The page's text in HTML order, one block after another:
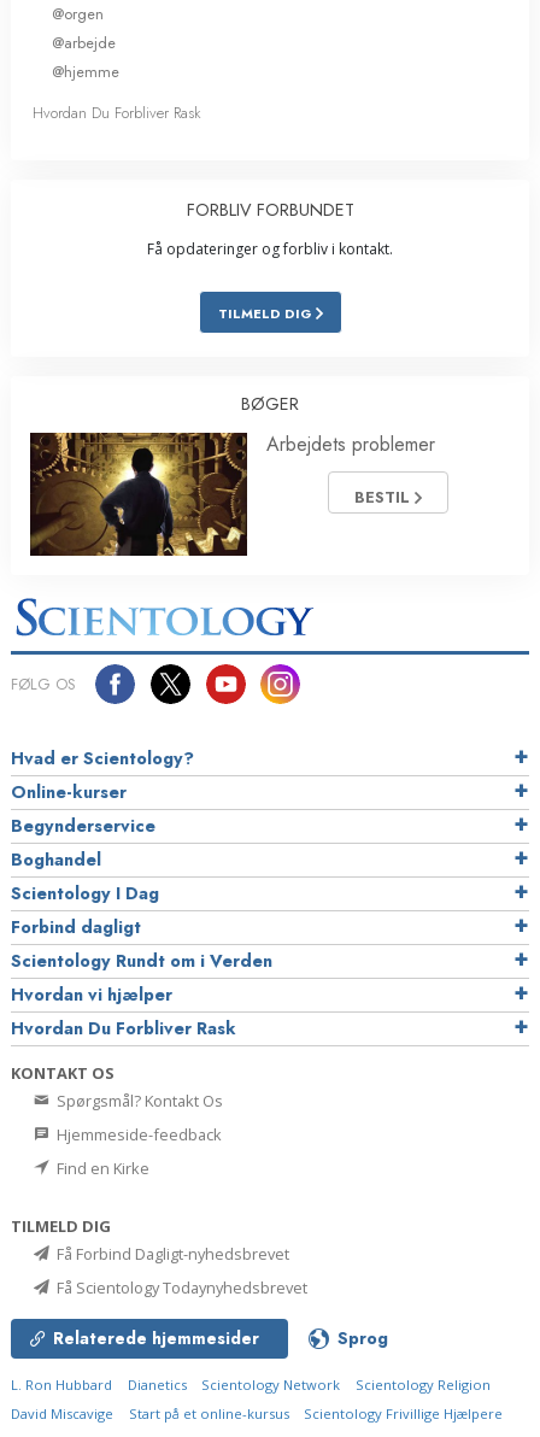
@orgen
@arbejde
@hjemme
Hvordan Du Forbliver Rask
FORBLIV FORBUNDET
Få opdateringer og forbliv i kontakt.
TILMELD DIG
BØGER
Arbejdets problemer
BESTIL
FØLG OS
Hvad er Scientology?
Online-kurser
Begynderservice
Boghandel
Scientology I Dag
Forbind dagligt
Scientology Rundt om i Verden
Hvordan vi hjælper
Hvordan Du Forbliver Rask
KONTAKT OS
Spørgsmål? Kontakt Os
Hjemmeside-feedback
Find en Kirke
TILMELD DIG
Få Forbind Dagligt-nyhedsbrevet
Få Scientology Todaynyhedsbrevet
Relaterede hjemmesider Sprog
L. Ron Hubbard Dianetics Scientology Network
Scientology Religion
David Miscavige
Start på et online-kursus
Scientology Frivillige Hjælpere